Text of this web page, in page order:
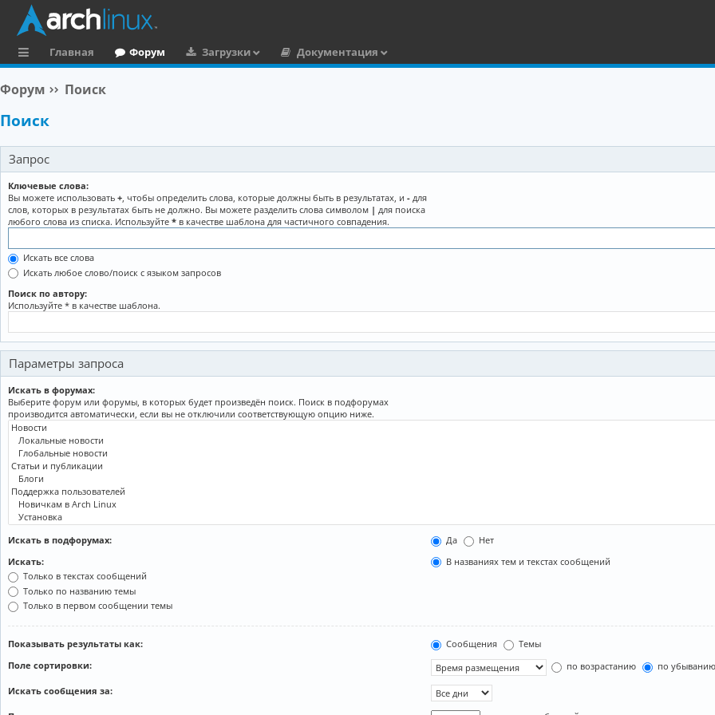
ы
л
к
и
Главная Форум Загрузки Документация
Форум Поиск
Поиск
Запрос
Ключевые слова:
Вы можете использовать +, чтобы определить слова, которые должны быть в результатах, и - для
слов, которых в результатах быть не должно. Вы можете разделить слова символом | для поиска
любого слова из списка. Используйте * в качестве шаблона для частичного совпадения.
Искать все слова
Искать любое слово/поиск с языком запросов
Поиск по автору:
Используйте * в качестве шаблона.
Параметры запроса
Искать в форумах:
Выберите форум или форумы, в которых будет произведён поиск. Поиск в подфорумах
производится автоматически, если вы не отключили соответствующую опцию ниже.
Искать в подфорумах: Да
Нет
Искать:
В названиях тем и текстах сообщений
Только в текстах сообщений
Только по названию темы
Только в первом сообщении темы
Показывать результаты как: Сообщения
Темы
Поле сортировки:
по возрастанию по убыванию
Искать сообщения за: